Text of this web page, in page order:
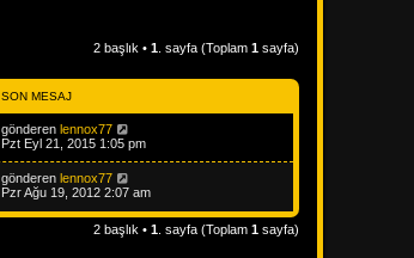
2 başlık • 1. sayfa (Toplam 1 sayfa)
SON MESAJ
gönderen lennox77
Pzt Eyl 21, 2015 1:05 pm
gönderen lennox77
Pzr Ağu 19, 2012 2:07 am
2 başlık • 1. sayfa (Toplam 1 sayfa)